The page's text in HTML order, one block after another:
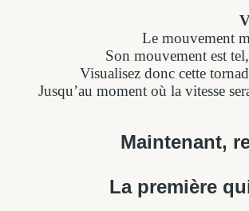
Le mouvement
Son mouvement est
Visualisez donc cette
Jusqu’au moment où la vitesse
Maintenant,
La première